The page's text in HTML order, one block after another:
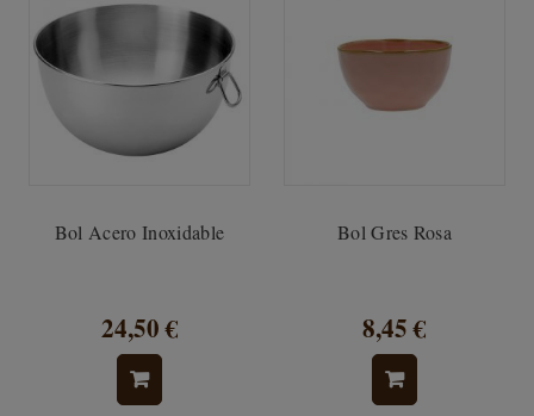
Bol Acero Inoxidable
24,50 €
Bol Gres Rosa
8,45 €